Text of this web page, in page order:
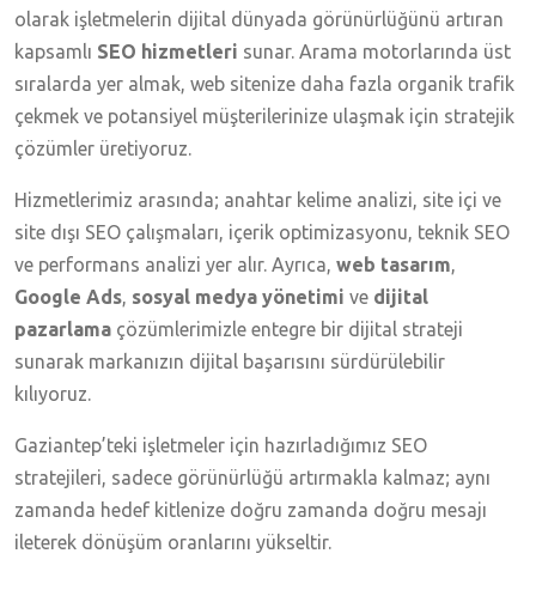
olarak işletmelerin dijital dünyada görünürlüğünü artıran
kapsamlı SEO hizmetleri sunar. Arama motorlarında üst
sıralarda yer almak, web sitenize daha fazla organik trafik
çekmek ve potansiyel müşterilerinize ulaşmak için stratejik
çözümler üretiyoruz.
Hizmetlerimiz arasında; anahtar kelime analizi, site içi ve
site dışı SEO çalışmaları, içerik optimizasyonu, teknik SEO
ve performans analizi yer alır. Ayrıca, web tasarım,
Google Ads, sosyal medya yönetimi ve dijital
pazarlama çözümlerimizle entegre bir dijital strateji
sunarak markanızın dijital başarısını sürdürülebilir
kılıyoruz.
Gaziantep’teki işletmeler için hazırladığımız SEO
stratejileri, sadece görünürlüğü artırmakla kalmaz; aynı
zamanda hedef kitlenize doğru zamanda doğru mesajı
ileterek dönüşüm oranlarını yükseltir.